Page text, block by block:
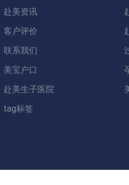
赴美资讯
客户评价
联系我们
美宝户口
赴美生子医院
tag标签